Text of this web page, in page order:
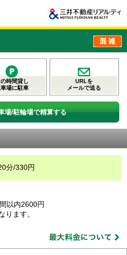
の時間貸し
場に駐車
URLを
メールで送る
場/駐輪場で精算する
分/330円
以内2600円
ります。